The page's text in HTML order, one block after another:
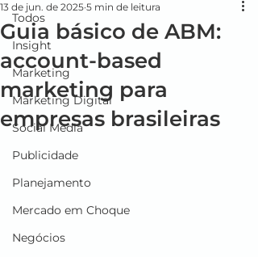
Todos
Insight
Marketing
Marketing Digital
Social Media
Publicidade
Planejamento
Mercado em Choque
Negócios
Guia básico de ABM:
account-based
marketing para
empresas brasileiras
13 de jun. de 2025 5 min de leitura